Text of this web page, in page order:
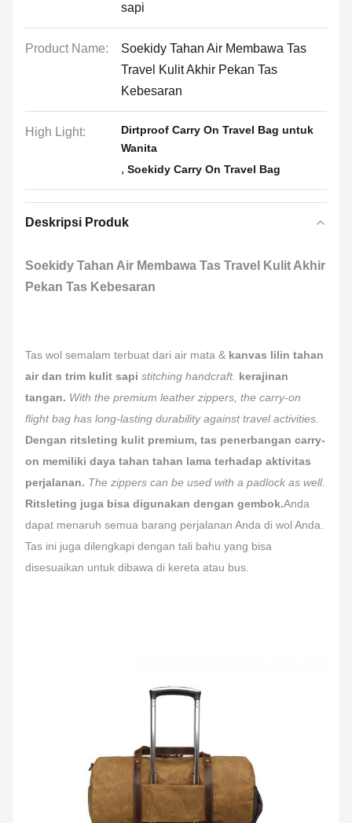
sapi
Product Name:
Soekidy Tahan Air Membawa Tas
Travel Kulit Akhir Pekan Tas
Kebesaran
High Light:
Dirtproof Carry On Travel Bag untuk
Wanita
, Soekidy Carry On Travel Bag
Deskripsi Produk
Soekidy Tahan Air Membawa Tas Travel Kulit Akhir
Pekan Tas Kebesaran
Tas wol semalam terbuat dari air mata & kanvas lilin tahan
air dan trim kulit sapi stitching handcraft. kerajinan
tangan. With the premium leather zippers, the carry-on
flight bag has long-lasting durability against travel activities.
Dengan ritsleting kulit premium, tas penerbangan carry-
on memiliki daya tahan tahan lama terhadap aktivitas
perjalanan. The zippers can be used with a padlock as well.
Ritsleting juga bisa digunakan dengan gembok.Anda
dapat menaruh semua barang perjalanan Anda di wol Anda.
Tas ini juga dilengkapi dengan tali bahu yang bisa
disesuaikan untuk dibawa di kereta atau bus.